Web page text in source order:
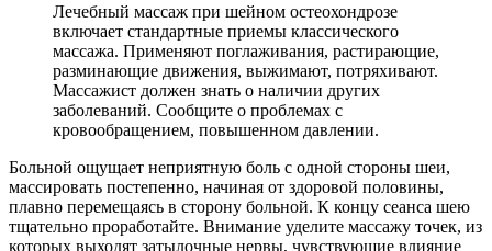
Лечебный массаж при шейном остеохондрозе
включает стандартные приемы классического
массажа. Применяют поглаживания, растирающие,
разминающие движения, выжимают, потряхивают.
Массажист должен знать о наличии других
заболеваний. Сообщите о проблемах с
кровообращением, повышенном давлении.
Больной ощущает неприятную боль с одной стороны шеи,
массировать постепенно, начиная от здоровой половины,
плавно перемещаясь в сторону больной. К концу сеанса шею
тщательно проработайте. Внимание уделите массажу точек, из
которых выходят затылочные нервы, чувствующие влияние